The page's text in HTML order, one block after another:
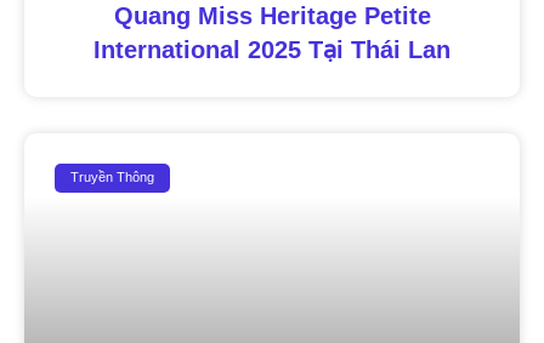
Quang Miss Heritage Petite
International 2025 Tại Thái Lan
Truyền Thông